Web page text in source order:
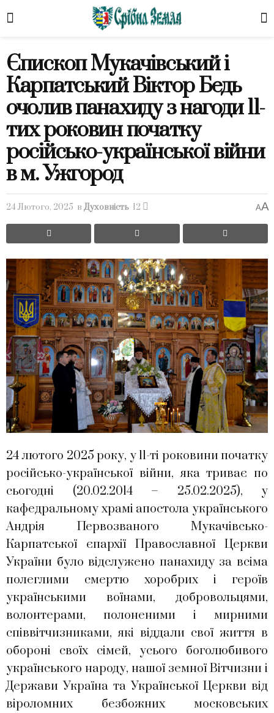
Єпископ Мукачівський і
Карпатський Віктор Бедь
очолив панахиду з нагоди 11-
тих роковин початку
російсько-української війни
в м. Ужгород
24 Лютого, 2025 в Духовність 12 AA
24 лютого 2025 року, у 11-ті роковини початку
російсько-української війни, яка триває по
сьогодні (20.02.2014 – 25.02.2025), у
кафедральному храмі апостола українського
Андрія Первозваного Мукачівсько-
Карпатської єпархії Православної Церкви
України було відслужено панахиду за всіма
полеглими смертю хоробрих і героїв
українськими воїнами, добровольцями,
волонтерами, полоненими і мирними
співвітчизниками, які віддали свої життя в
обороні своїх сімей, усього боголюбивого
українського народу, нашої земної Вітчизни і
Держави Україна та Української Церкви від
віроломних безбожних московських